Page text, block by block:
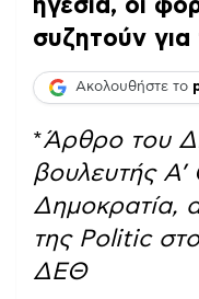
ηγεσία, οι
συζητούν για
Ακολουθήστε το
*Άρθρο του
βουλευτής
Δημοκρατία,
της Politic
ΔΕΘ